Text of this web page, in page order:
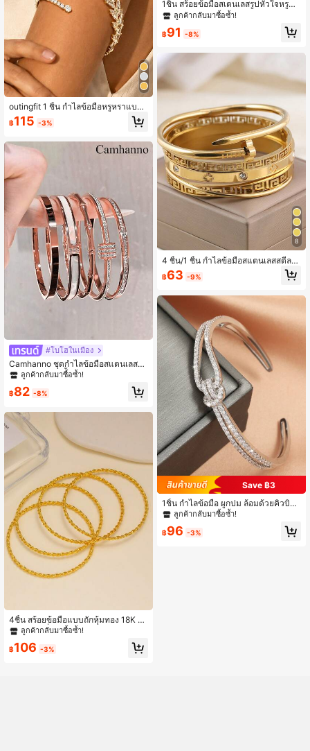
outingfit 1 ชิ้น กำไลข้อมือหรูหราแบบ
มินิมอล ประดับด้วยใบไม้ เพชรเทียมเซ
อร์โคเนีย แฟชั่นเจ้าสาว สง่างาม สำหรั
฿115 -3%
#โบโฮในเมือง
Camhanno ชุดกำไลข้อมือสแตนเลสแ
บบซ้อนได้ 1/5 ชิ้น สไตล์โบโฮ เรียบหรู
แฟชั่น ชุดกำไลมิตรภาพและความรัก
สำหรับผู้หญิง ของขวัญ
ลูกค้ากลับมาซื้อซ้ำ!
฿82 -8%
4ชิ้น สร้อยข้อมือแบบถักหุ้มทอง 18K ที่
ทันสมัย เครื่องประดับสำหรับสุภาพสตรี
สวมใส่ประจำวัน เป็นของขวัญที่ยอดเยี่
ลูกค้ากลับมาซื้อซ้ำ!
฿106 -3%
1ชิ้น สร้อยข้อมือสเตนเลสรูปหัวใจหรูหร
าทันสมัย เหมาะสำหรับสวมใส่ในชีวิตป
ระจำวันของผู้หญิง ไม่ซีดจาง
ลูกค้ากลับมาซื้อซ้ำ!
฿91 -8%
8
4 ชิ้น/1 ชิ้น กำไลข้อมือสแตนเลสสตีลสี
ทองดีไซน์กลวงสไตล์วินเทจสำหรับผู้ห
ญิง เหมาะสำหรับใส่ในชีวิตประจำวัน เ
สำหรับเพื่อน กำไลแบบเลเยอร์
฿63 -9%
Save ฿3
1ชิ้น กำไลข้อมือ ผูกปม ล้อมด้วยคิวบิกเ
ซอร์โคเนีย สำหรับผู้หญิง สวมใส่ประจำ
ลูกค้ากลับมาซื้อซ้ำ!
฿96 -3%